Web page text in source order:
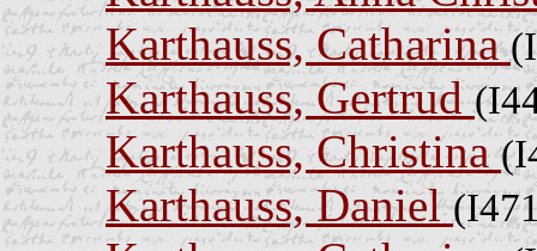
Karthauss, Catharina
Karthauss, Gertrud
Karthauss, Christina
Karthauss, Daniel